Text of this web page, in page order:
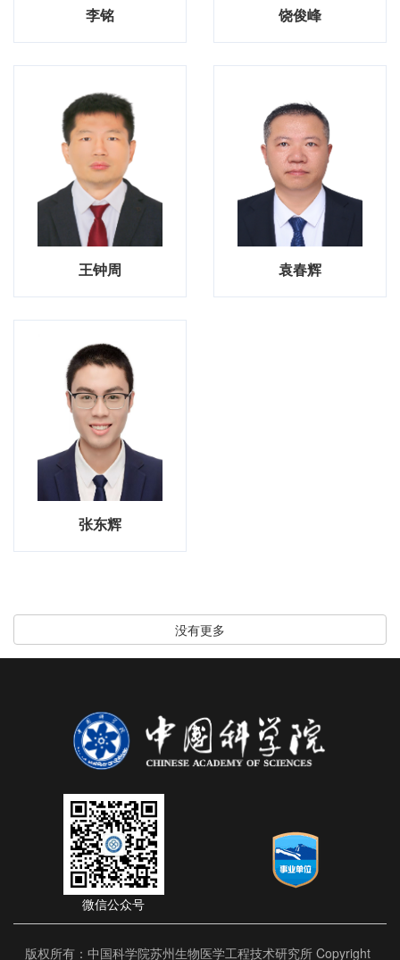
李铭 饶俊峰
王钟周 袁春辉
张东辉
没有更多
微信公众号
版权所有：中国科学院苏州生物医学工程技术研究所 Copyright